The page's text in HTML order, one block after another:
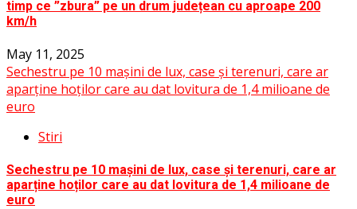
timp ce ”zbura” pe un drum județean cu aproape 200
km/h
May 11, 2025
Sechestru pe 10 mașini de lux, case și terenuri, care ar
aparține hoților care au dat lovitura de 1,4 milioane de
euro
Stiri
Sechestru pe 10 mașini de lux, case și terenuri, care ar
aparține hoților care au dat lovitura de 1,4 milioane de
euro